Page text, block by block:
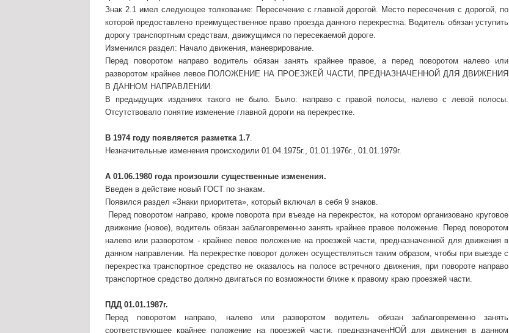
Знак 2.1 имел следующее толкование: Пересечение с главной дорогой. Место пересечения с дорогой, по
которой предоставлено преимущественное право проезда данного перекрестка. Водитель обязан уступить
дорогу транспортным средствам, движущимся по пересекаемой дороге.
Изменился раздел: Начало движения, маневрирование.
Перед поворотом направо водитель обязан занять крайнее правое, а перед поворотом налево или
разворотом крайнее левое ПОЛОЖЕНИЕ НА ПРОЕЗЖЕЙ ЧАСТИ, ПРЕДНАЗНАЧЕННОЙ ДЛЯ ДВИЖЕНИЯ
В ДАННОМ НАПРАВЛЕНИИ.
В предыдущих изданиях такого не было. Было: направо с правой полосы, налево с левой полосы.
Отсутствовало понятие изменение главной дороги на перекрестке.
В 1974 году появляется разметка 1.7.
Незначительные изменения происходили 01.04.1975г., 01.01.1976г., 01.01.1979г.
А 01.06.1980 года произошли существенные изменения.
Введен в действие новый ГОСТ по знакам.
Появился раздел «Знаки приоритета», который включал в себя 9 знаков.
Перед поворотом направо, кроме поворота при въезде на перекресток, на котором организовано круговое
движение (новое), водитель обязан заблаговременно занять крайнее правое положение. Перед поворотом
налево или разворотом - крайнее левое положение на проезжей части, предназначенной для движения в
данном направлении. На перекрестке поворот должен осуществляться таким образом, чтобы при выезде с
перекрестка транспортное средство не оказалось на полосе встречного движения, при повороте направо
транспортное средство должно двигаться по возможности ближе к правому краю проезжей части.
ПДД 01.01.1987г.
Перед поворотом направо, налево или разворотом водитель обязан заблаговременно занять
соответствующее крайнее положение на проезжей части, предназначенНОЙ для движения в данном